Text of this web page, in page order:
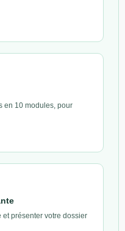
en 10 modules, pour
présenter votre dossier